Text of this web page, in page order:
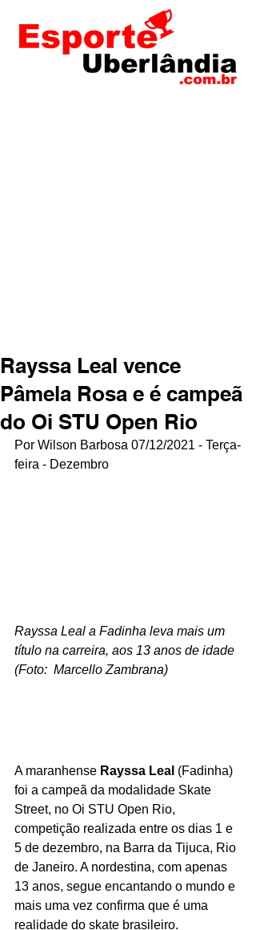
Rayssa Leal vence
Pâmela Rosa e é campeã
do Oi STU Open Rio
Por Wilson Barbosa 07/12/2021 - Terça-
feira - Dezembro
Rayssa Leal a Fadinha leva mais um
título na carreira, aos 13 anos de idade
(Foto:  Marcello Zambrana)
A maranhense Rayssa Leal (Fadinha)
foi a campeã da modalidade Skate
Street, no Oi STU Open Rio,
competição realizada entre os dias 1 e
5 de dezembro, na Barra da Tijuca, Rio
de Janeiro. A nordestina, com apenas
13 anos, segue encantando o mundo e
mais uma vez confirma que é uma
realidade do skate brasileiro.